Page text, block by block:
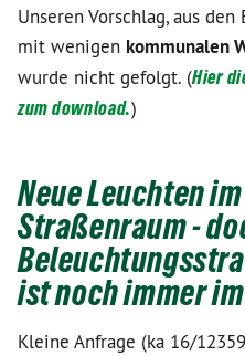
Unseren Vorschlag, aus
mit wenigen kommunalen
wurde nicht gefolgt. (Hier
zum download.)
Neue Leuchten
Straßenraum -
ist noch immer
Kleine Anfrage (ka 16/